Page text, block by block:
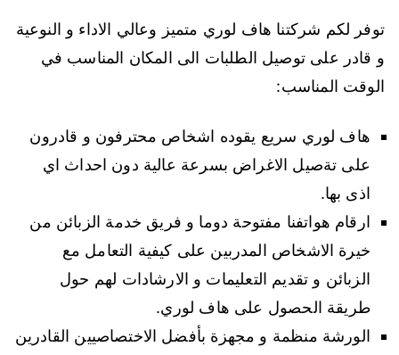
توفر لكم شركتنا هاف لوري متميز وعالي الاداء و النوعية
و قادر على توصيل الطلبات الى المكان المناسب في
الوقت المناسب:
هاف لوري سريع يقوده اشخاص محترفون و قادرون
على تةصيل الاغراض بسرعة عالية دون احداث اي
اذى بها.
ارقام هواتفنا مفتوحة دوما و فريق خدمة الزبائن من
خيرة الاشخاص المدربين على كيفية التعامل مع
الزبائن و تقديم التعليمات و الارشادات لهم حول
طريقة الحصول على هاف لوري.
الورشة منظمة و مجهزة بأفضل الاختصاصيين القادرين